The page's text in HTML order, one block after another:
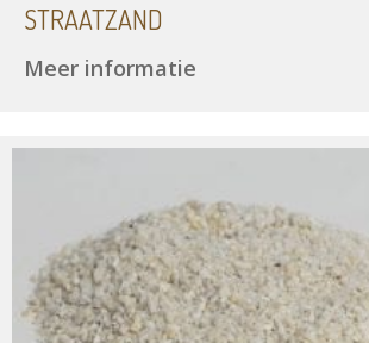
STRAATZAND
Meer informatie